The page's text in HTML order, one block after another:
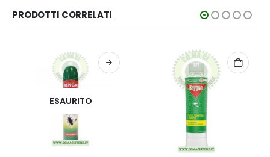
PRODOTTI CORRELATI
ESAURITO